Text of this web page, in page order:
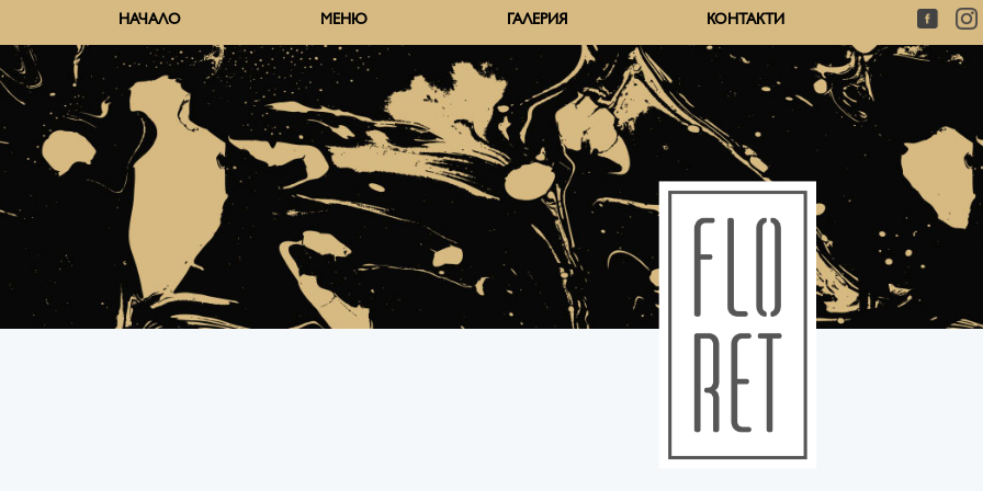
НАЧАЛО МЕНЮ ГАЛЕРИЯ КОНТАКТИ